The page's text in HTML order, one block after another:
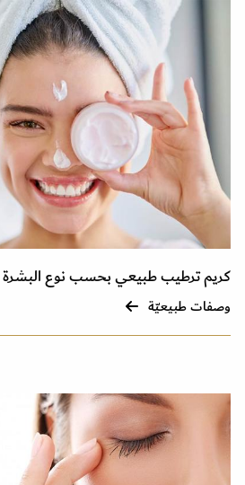
كريم ترطيب طبيعي بحسب نوع البشرة
وصفات طبيعيّة